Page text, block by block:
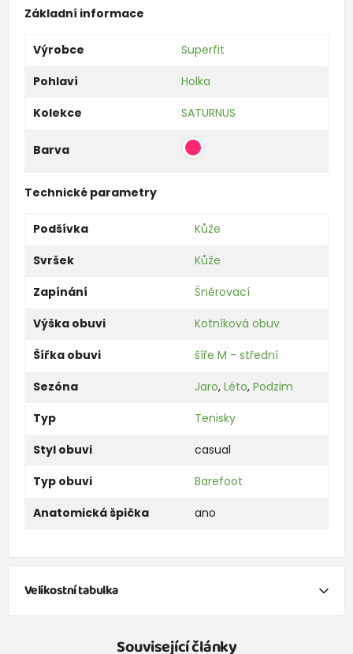
Základní informace
Výrobce
Superfit
Pohlaví
Holka
Kolekce
SATURNUS
Barva
Technické parametry
Podšívka
Kůže
Svršek
Kůže
Zapínání
Šněrovací
Výška obuvi
Kotníková obuv
Šířka obuvi
šíře M - střední
Sezóna
Jaro, Léto, Podzim
Typ
Tenisky
Styl obuvi
casual
Typ obuvi
Barefoot
Anatomická špička
ano
Velikostní tabulka
Související články